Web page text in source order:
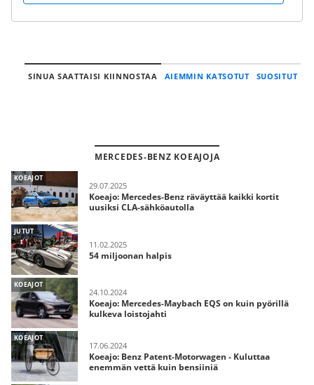
SINUA SAATTAISI KIINNOSTAA AIEMMIN KATSOTUT SUOSITUT
MERCEDES-BENZ KOEAJOJA
KOEAJOT
29.07.2025
Koeajo: Mercedes-Benz räväyttää kaikki kortit
uusiksi CLA-sähköautolla
JUTUT
11.02.2025
54 miljoonan halpis
KOEAJOT
24.10.2024
Koeajo: Mercedes-Maybach EQS on kuin pyörillä
kulkeva loistojahti
KOEAJOT
17.06.2024
Koeajo: Benz Patent-Motorwagen - Kuluttaa
enemmän vettä kuin bensiiniä